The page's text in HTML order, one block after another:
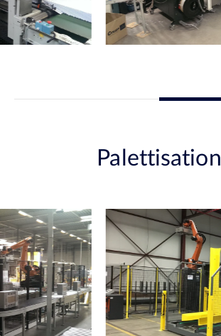
Palettisation